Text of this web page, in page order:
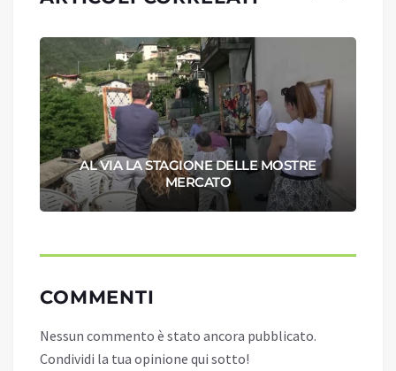
AL VIA LA STAGIONE DELLE MOSTRE
MERCATO
COMMENTI
Nessun commento è stato ancora pubblicato.
Condividi la tua opinione qui sotto!